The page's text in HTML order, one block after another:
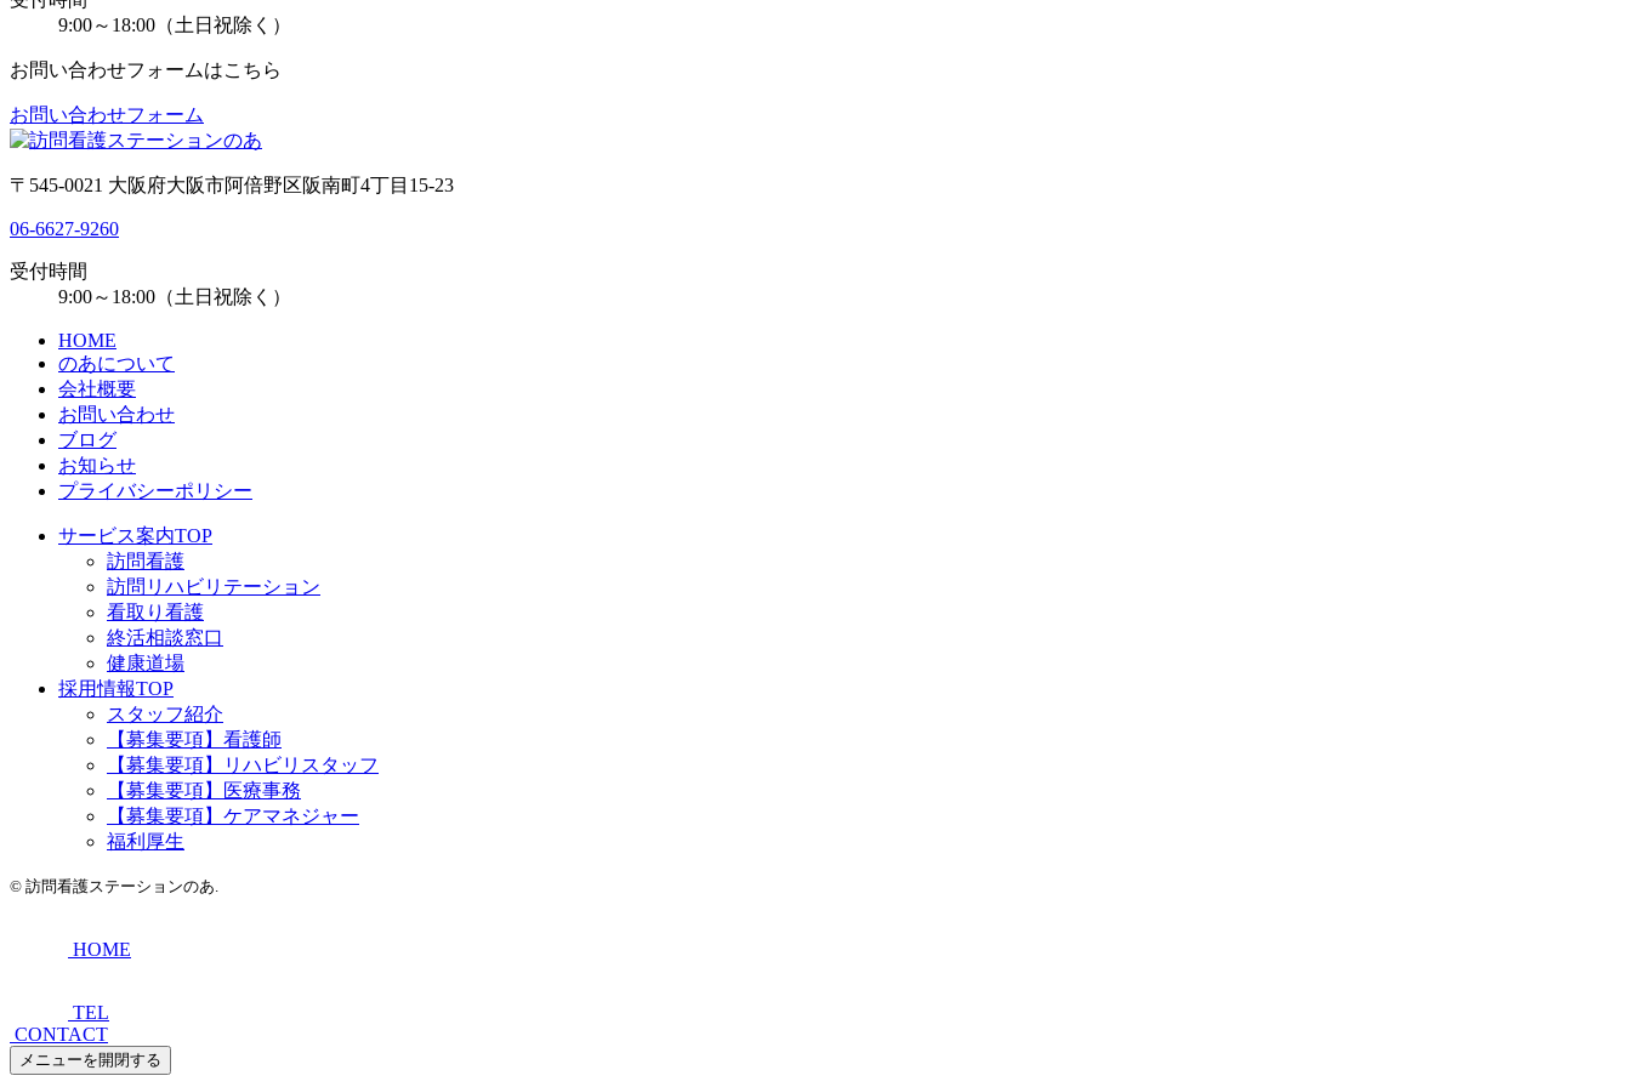
9:00～18:00（土日祝除く）
お問い合わせフォームはこちら
お問い合わせフォーム
〒545-0021 大阪府大阪市阿倍野区阪南町4丁目15-23
06-6627-9260
受付時間
9:00～18:00（土日祝除く）
HOME
のあについて
会社概要
お問い合わせ
ブログ
お知らせ
プライバシーポリシー
サービス案内TOP
訪問看護
訪問リハビリテーション
看取り看護
終活相談窓口
健康道場
採用情報TOP
スタッフ紹介
【募集要項】看護師
【募集要項】リハビリスタッフ
【募集要項】医療事務
【募集要項】ケアマネジャー
福利厚生
© 訪問看護ステーションのあ.
HOME
TEL
CONTACT
メニューを開閉する